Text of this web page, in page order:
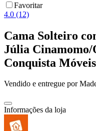
Favoritar
4.0 (12)
Cama Solteiro
Júlia
Conquista Móveis
Vendido e entregue por
Informações da loja